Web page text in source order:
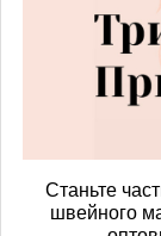
цветы
Получить
684.00
Станьте
швейного